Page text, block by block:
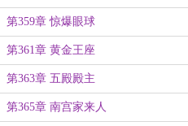
第359章 惊爆眼球
第361章 黄金王座
第363章 五殿殿主
第365章 南宫家来人